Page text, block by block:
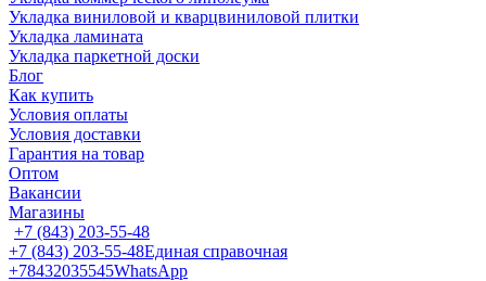
Укладка виниловой и кварцвиниловой плитки
Укладка ламината
Укладка паркетной доски
Блог
Как купить
Условия оплаты
Условия доставки
Гарантия на товар
Оптом
Вакансии
Магазины
+7 (843) 203-55-48
+7 (843) 203-55-48Единая справочная
+78432035545WhatsApp